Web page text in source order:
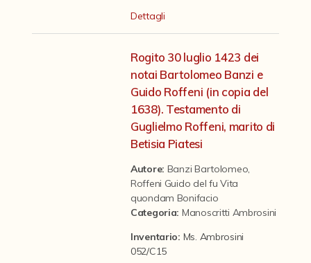
Dettagli
Rogito 30 luglio 1423 dei
notai Bartolomeo Banzi e
Guido Roffeni (in copia del
1638). Testamento di
Guglielmo Roffeni, marito di
Betisia Piatesi
Autore: Banzi Bartolomeo,
Roffeni Guido del fu Vita
quondam Bonifacio
Categoria: Manoscritti Ambrosini
Inventario: Ms. Ambrosini
052/C15